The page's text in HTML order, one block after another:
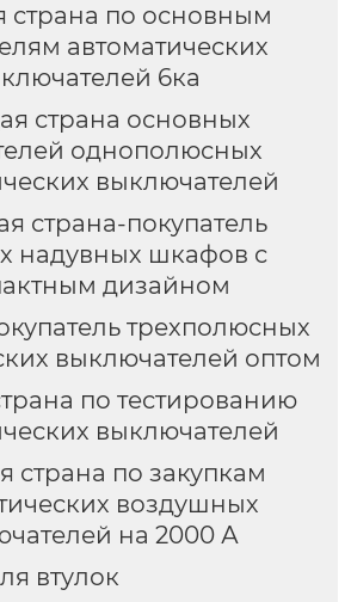
страна по основным
автоматических
6ка
страна основных
однополюсных
выключателей
страна-покупатель
надувных шкафов с
дизайном
трехполюсных
выключателей оптом
по тестированию
выключателей
страна по закупкам
воздушных
на 2000 А
втулок